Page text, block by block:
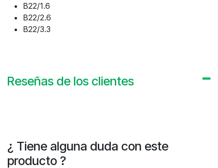
B22/1.6
B22/2.6
B22/3.3
Reseñas de los clientes
¿ Tiene alguna duda con este
producto ?